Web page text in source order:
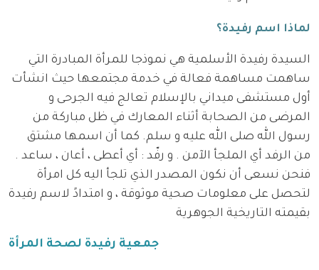
لماذا اسم رفيدة؟
السيدة رفيدة الأسلمية هي نموذجا للمرأة المبادرة التي
ساهمت مساهمة فعالة في خدمة مجتمعها حيث انشأت
أول مستشفى ميداني بالإسلام تعالج فيه الجرحى و
المرضى من الصحابة أثناء المعارك في ظل مباركة من
رسول الله صلى الله عليه و سلم. كما أن اسمها مشتق
من الرفد أي الملجأ الآمن . و رفّد : أي أعطى ، أعان ، ساعد .
فنحن نسعى أن نكون المصدر الذي تلجأ اليه كل امرأة
لتحصل على معلومات صحية موثوقة ، و امتدادً لاسم رفيدة
بقيمته التاريخية الجوهرية
جمعية رفيدة لصحة المرأة